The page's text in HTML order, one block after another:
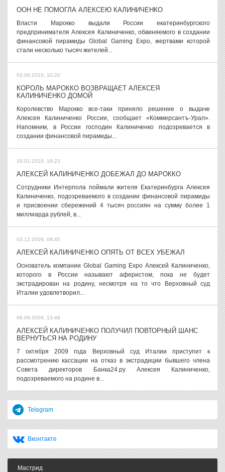
ООН НЕ ПОМОГЛА АЛЕКСЕЮ КАЛИНИЧЕНКО
Власти Марокко выдали России екатеринбургского
предпринимателя Алексея Калиниченко, обвиняемого в создании
финансовой пирамиды Global Gaming Expo, жертвами которой
стали несколько тысяч жителей...
03.08.2010, 10:20
КОРОЛЬ МАРОККО ВОЗВРАЩАЕТ АЛЕКСЕЯ
КАЛИНИЧЕНКО ДОМОЙ
Королевство Марокко все-таки приняло решение о выдаче
Алексея Калиниченко России, сообщает «Коммерсантъ-Урал».
Напомним, в России господин Калиниченко подозревается в
создании финансовой пирамиды...
18.01.2010, 16:23
АЛЕКСЕЙ КАЛИНИЧЕНКО ДОБЕЖАЛ ДО МАРОККО
Сотрудники Интерпола поймали жителя Екатеринбурга Алексея
Калиниченко, подозреваемого в создании финансовой пирамиды
и присвоении сбережений 4 тысяч россиян на сумму более 1
миллиарда рублей, в...
03.12.2009, 08:45
АЛЕКСЕЙ КАЛИНИЧЕНКО ОПЯТЬ ОТ ВСЕХ УБЕЖАЛ
Основатель компании Global Gaming Expo Алексей Калиниченко,
которого в России называют аферистом, пока не будет
экстрадирован на родину, несмотря на то что Верховный суд
Италии удовлетворил...
08.09.2009, 13:48
АЛЕКСЕЙ КАЛИНИЧЕНКО ПОЛУЧИЛ ПОВТОРНЫЙ ШАНС
ВЕРНУТЬСЯ НА РОДИНУ
7 октября 2009 года Верховный суд Италии приступит к
рассмотрению кассации на отказ в экстрадиции бывшего члена
Совета директоров Банка24.ру Алексея Калиниченко,
подозреваемого на родине в...
Telegram
Вконтакте
Мастрид